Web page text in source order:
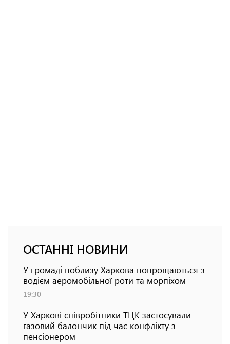
ОСТАННІ НОВИНИ
У громаді поблизу Харкова попрощаються з
водієм аеромобільної роти та морпіхом
19:30
У Харкові співробітники ТЦК застосували
газовий балончик під час конфлікту з
пенсіонером